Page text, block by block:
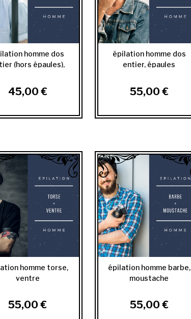
homme dos
(hors épaules),
45,00 €
épilation homme dos
entier, épaules
55,00 €
homme torse,
ventre
55,00 €
épilation homme barbe,
moustache
55,00 €